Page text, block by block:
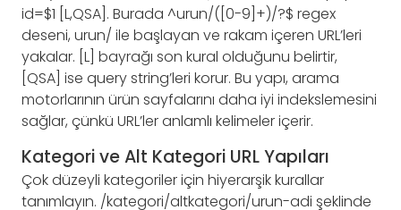
id=$1 [L,QSA]. Burada ^urun/([0-9]+)/?$ regex
deseni, urun/ ile başlayan ve rakam içeren URL’leri
yakalar. [L] bayrağı son kural olduğunu belirtir,
[QSA] ise query string’leri korur. Bu yapı, arama
motorlarının ürün sayfalarını daha iyi indekslemesini
sağlar, çünkü URL’ler anlamlı kelimeler içerir.
Kategori ve Alt Kategori URL Yapıları
Çok düzeyli kategoriler için hiyerarşik kurallar
tanımlayın. /kategori/altkategori/urun-adi şeklinde